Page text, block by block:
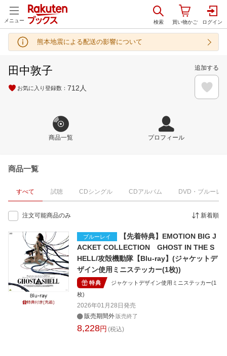
メニュー
熊本地震による配送の影響について
田中敦子
お気に入り登録数： 712 人
追加する
商品一覧 プロフィール
商品一覧
すべて 試聴 CDシングル CDアルバム DVD・ブルーレ
注文可能商品のみ 新着順
ブルーレイ
【先着特典】EMOTION BIG J
ACKET COLLECTION GHOST IN THE S
HELL/攻殻機動隊【Blu-ray】(ジャケットデ
ザイン使用ミニステッカー(1枚))
特典
ジャケットデザイン使用ミニステッカー(1
枚)
2026年01月28日 発売
販売期間外 販売終了
8,228円 (税込)